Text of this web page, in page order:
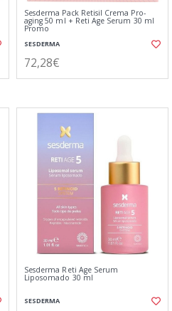
Sesderma Pack Retisil Crema Pro-
aging 50 ml + Reti Age Serum 30 ml
Promo
SESDERMA
72,28€
Sesderma Reti Age Serum
Liposomado 30 ml
SESDERMA